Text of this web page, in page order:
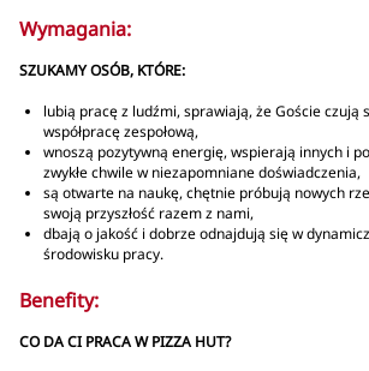
Wymagania:
SZUKAMY OSÓB, KTÓRE:
lubią pracę z ludźmi, sprawiają, że Goście czują
współpracę zespołową,
wnoszą pozytywną energię, wspierają innych i
zwykłe chwile w niezapomniane doświadczenia,
są otwarte na naukę, chętnie próbują nowych
swoją przyszłość razem z nami,
dbają o jakość i dobrze odnajdują się w
środowisku pracy.
Benefity:
CO DA CI PRACA W PIZZA HUT?